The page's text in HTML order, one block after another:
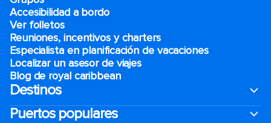
Accesibilidad a bordo
Ver folletos
Reuniones, incentivos y charters​
Especialista en planificación de vacaciones
Localizar un asesor de viajes
Blog de royal caribbean
Destinos
Puertos populares